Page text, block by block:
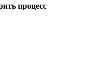
процесс